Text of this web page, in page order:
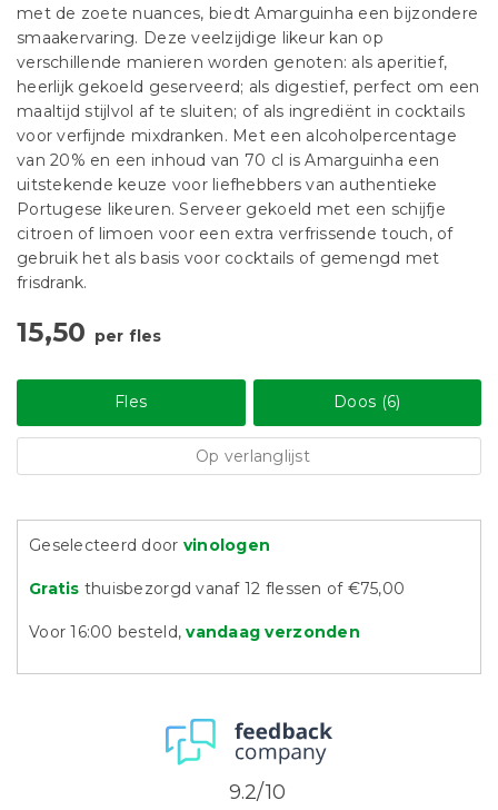
met de zoete nuances, biedt Amarguinha een bijzondere
smaakervaring. Deze veelzijdige likeur kan op
verschillende manieren worden genoten: als aperitief,
heerlijk gekoeld geserveerd; als digestief, perfect om een
maaltijd stijlvol af te sluiten; of als ingrediënt in cocktails
voor verfijnde mixdranken. Met een alcoholpercentage
van 20% en een inhoud van 70 cl is Amarguinha een
uitstekende keuze voor liefhebbers van authentieke
Portugese likeuren. Serveer gekoeld met een schijfje
citroen of limoen voor een extra verfrissende touch, of
gebruik het als basis voor cocktails of gemengd met
frisdrank.
15,50 per fles
Fles Doos (6)
Op verlanglijst
Geselecteerd door vinologen
Gratis thuisbezorgd vanaf 12 flessen of €75,00
Voor 16:00 besteld,vandaag verzonden
9.2/10